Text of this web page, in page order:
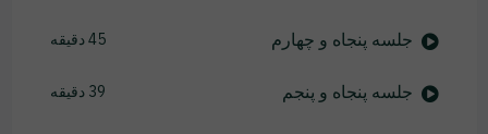
جلسه پنجاه و چهارم 45 دقیقه
جلسه پنجاه و پنجم 39 دقیقه